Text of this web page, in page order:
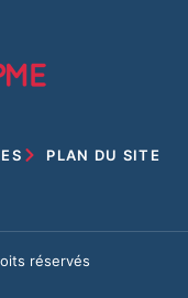
PLAN DU SITE
réservés